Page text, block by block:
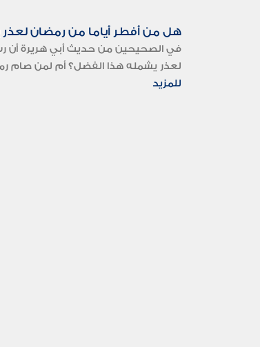
هل من أفطر أياما من رمضان
في الصحيحين من حديث أبي هريرة أن
لعذر يشمله هذا الفضل؟ أم لمن صام
للمزيد